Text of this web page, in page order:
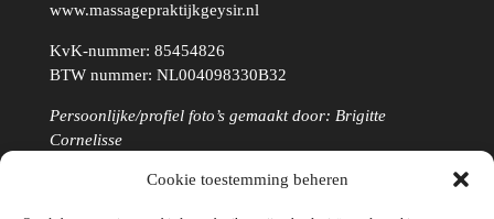
Cookie toestemming beheren
www.massagepraktijkgeysir.nl
KvK-nummer: 85454826
BTW nummer: NL004098330B32
Persoonlijke/profiel foto’s gemaakt door: Brigitte
Cornelisse